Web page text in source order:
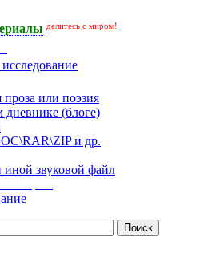
делитесь с миром!
или поэзия
дневнике (блоге)
и др.
звуковой файл